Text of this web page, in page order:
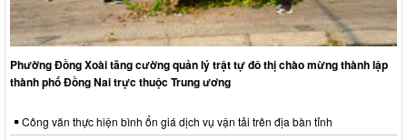
Phường Đồng Xoài tăng cường quản lý trật tự đô thị chào mừng thành lập
thành phố Đồng Nai trực thuộc Trung ương
Công văn thực hiện bình ổn giá dịch vụ vận tải trên địa bàn tỉnh